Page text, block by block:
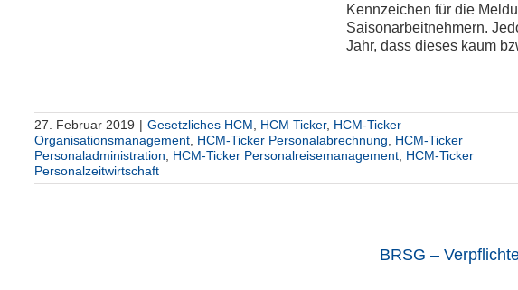
Kennzeichen für die
Saisonarbeitnehmern.
Jahr, dass dieses kaum
27. Februar 2019 | Gesetzliches HCM HCM Ticker, HCM-Ticker
Organisationsmanagement HCM-Ticker Personalabrechnung
HCM-Ticker
Personaladministration
HCM-Ticker Personalreisemanagement HCM-Ticker
Personalzeitwirtschaft
BRSG –